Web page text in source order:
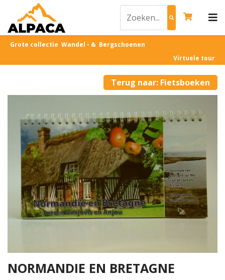
Grote collectie Wandel - & Bergschoenen
Virtuele tour
Terug naar: Fietsboeken
NORMANDIE EN BRETAGNE